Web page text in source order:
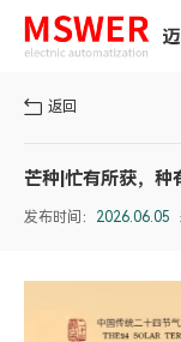
返回
芒种|忙有所获，种
发布时间： 2026.06.05